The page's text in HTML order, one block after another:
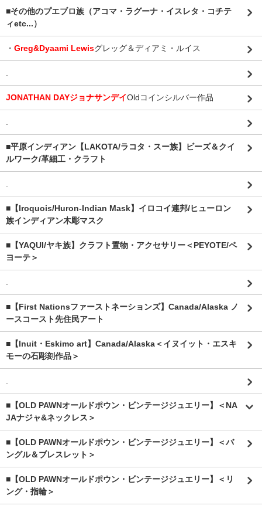
■その他のプエブロ族（アコマ・ラグーナ・イスレタ・コチテ
ィetc...）
・ Greg&Dyaami Lewisグレッグ＆ディアミ・ルイス
JONATHAN DAYジョナサンデイOldコインシルバー作品
■平原インディアン【LAKOTA/ラコタ・スー族】ビーズ＆クイ
ルワーク/革細工・クラフト
■【Iroquois/Huron-Indian Mask】イロコイ連邦/ヒューロン
族インディアン木彫マスク
■【YAQUI/ヤキ族】クラフト置物・アクセサリー＜PEYOTE/ペ
ヨーテ＞
■【First Nationsファーストネーションズ】Canada/Alaska ノ
ースコースト先住民アート
■【Inuit・Eskimo art】Canada/Alaska＜イヌイット・エスキ
モーの石彫刻作品＞
■【OLD PAWNオールドポウン・ビンテージジュエリー】＜NA
JAナジャ&ネックレス＞
■【OLD PAWNオールドポウン・ビンテージジュエリー】＜バ
ングル＆ブレスレット＞
■【OLD PAWNオールドポウン・ビンテージジュエリー】＜リ
ング・指輪＞